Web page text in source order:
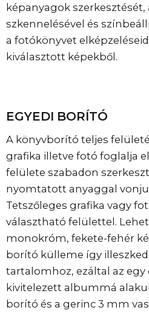
képanyagok szerkesztését,
szkennelésével és
a fotókönyvet
kiválasztott képekből.
EGYEDI BORÍTÓ
A könyvborító teljes
grafika illetve fotó foglalja
felülete szabadon
nyomtatott anyaggal
Tetszőleges grafika vagy
választható felülettel.
monokróm, fekete-fehér
borító külleme így
tartalomhoz, ezáltal az egy
kivitelezett albummá
borító és a gerinc 3 mm